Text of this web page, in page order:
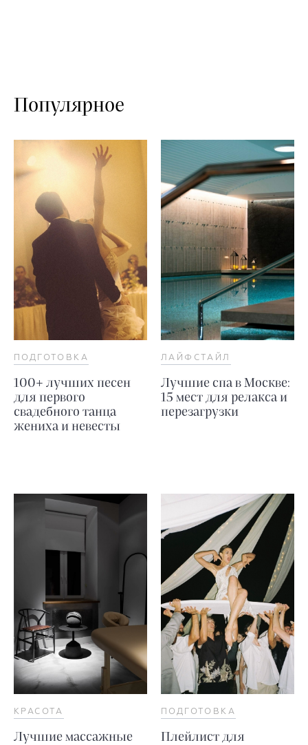
Популярное
ПОДГОТОВКА
100+ лучших песен
для первого
свадебного танца
жениха и невесты
ЛАЙФСТАЙЛ
Лучшие спа в Москве:
15 мест для релакса и
перезагрузки
КРАСОТА
Лучшие массажные
ПОДГОТОВКА
Плейлист для